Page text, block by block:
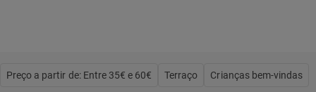
Preço a partir de: Entre 35€ e 60€ Terraço Crianças bem-vindas